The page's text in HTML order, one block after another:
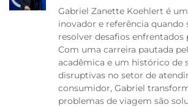
Gabriel Zanette Koehlert é
inovador e referência quando
resolver desafios enfrentados
Com uma carreira pautada
acadêmica e um histórico de
disruptivas no setor de
consumidor, Gabriel
problemas de viagem são